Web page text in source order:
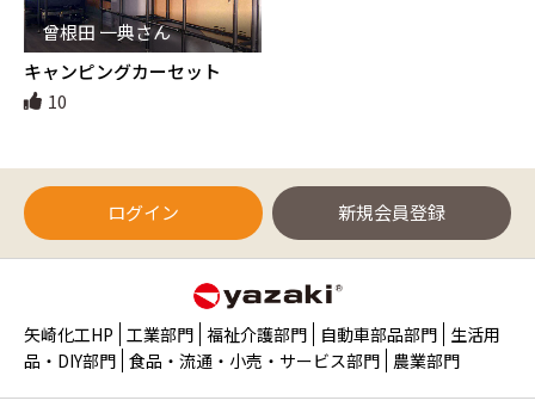
曾根田 一典さん
キャンピングカーセット
10
ログイン 新規会員登録
矢崎化工HP 工業部門 福祉介護部門 自動車部品部門 生活用
品・DIY部門 食品・流通・小売・サービス部門 農業部門